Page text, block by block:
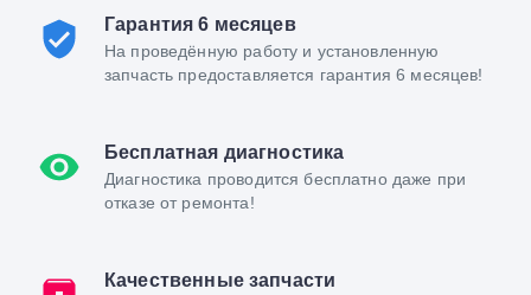
Гарантия 6 месяцев
На проведённую работу и установленную
запчасть предоставляется гарантия 6 месяцев!
Бесплатная диагностика
Диагностика проводится бесплатно даже при
отказе от ремонта!
Качественные запчасти